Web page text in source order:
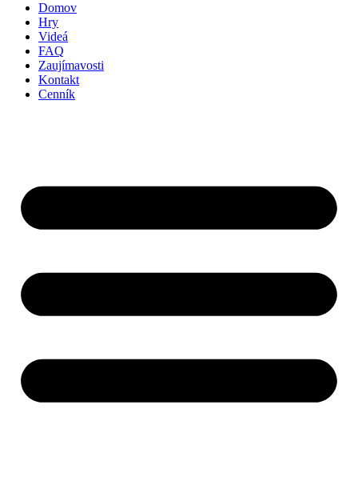
Domov
Hry
Videá
FAQ
Zaujímavosti
Kontakt
Cenník